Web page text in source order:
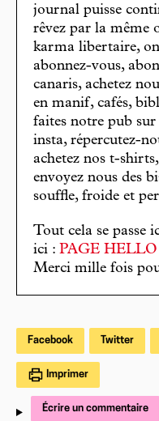
journal puisse
rêvez par la même
karma libertaire,
abonnez-vous,
canaris, achetez
en manif, cafés,
faites notre pub
insta, répercutez-
achetez nos t-
envoyez nous des
souffle, froide et
Tout cela se passe
ici : PAGE HELLO
Merci mille fois
Facebook Twitter
Imprimer
Écrire un commentaire